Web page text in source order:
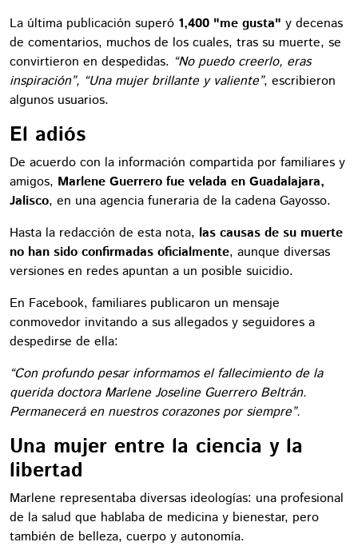
La última publicación superó 1,400 "me gusta" y decenas
de comentarios, muchos de los cuales, tras su muerte, se
convirtieron en despedidas. “No puedo creerlo, eras
inspiración”, “Una mujer brillante y valiente”, escribieron
algunos usuarios.
El adiós
De acuerdo con la información compartida por familiares y
amigos, Marlene Guerrero fue velada en Guadalajara,
Jalisco, en una agencia funeraria de la cadena Gayosso.
Hasta la redacción de esta nota, las causas de su muerte
no han sido confirmadas oficialmente, aunque diversas
versiones en redes apuntan a un posible suicidio.
En Facebook, familiares publicaron un mensaje
conmovedor invitando a sus allegados y seguidores a
despedirse de ella:
“Con profundo pesar informamos el fallecimiento de la
querida doctora Marlene Joseline Guerrero Beltrán.
Permanecerá en nuestros corazones por siempre”.
Una mujer entre la ciencia y la
libertad
Marlene representaba diversas ideologías: una profesional
de la salud que hablaba de medicina y bienestar, pero
también de belleza, cuerpo y autonomía.